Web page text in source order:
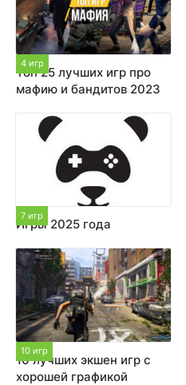
4 игр
Топ 25 лучших игр про
мафию и бандитов 2023
7 игр
Игры 2025 года
10 игр
10 лучших экшен игр с
хорошей графикой